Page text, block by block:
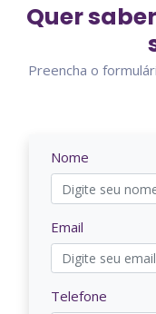
Quer
Preencha o
Nome
Email
Telefone